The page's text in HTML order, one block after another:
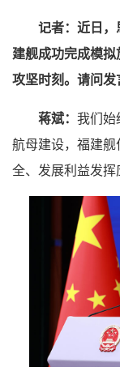
记者：近日
建舰成功完成模
攻坚时刻。请问发
蒋斌： 我们始
航母建设，福建
全、发展利益发挥